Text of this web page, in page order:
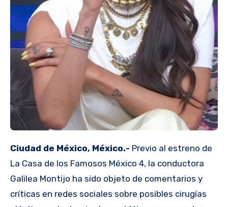
Ciudad de México, México.- Previo al estreno de
La Casa de los Famosos México 4, la conductora
Galilea Montijo ha sido objeto de comentarios y
críticas en redes sociales sobre posibles cirugías